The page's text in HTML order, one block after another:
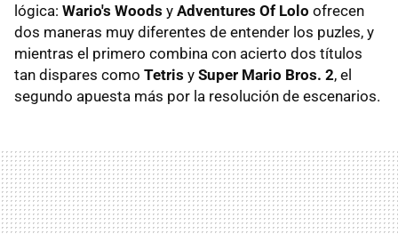
lógica: Wario's Woods y Adventures Of Lolo ofrecen
dos maneras muy diferentes de entender los puzles, y
mientras el primero combina con acierto dos títulos
tan dispares como Tetris y Super Mario Bros. 2, el
segundo apuesta más por la resolución de escenarios.